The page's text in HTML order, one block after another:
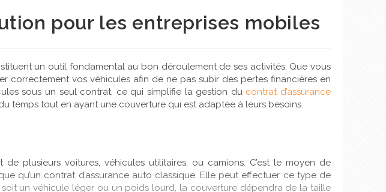
pour les entreprises mobiles
un outil fondamental au bon déroulement de ses activités. Que vous
correctement vos véhicules afin de ne pas subir des pertes financières en
sous un seul contrat, ce qui simplifie la gestion du contrat d’assurance
temps tout en ayant une couverture qui est adaptée à leurs besoins.
plusieurs voitures, véhicules utilitaires, ou camions. C’est le moyen de
qu’un contrat d’assurance auto classique. Elle peut effectuer ce type de
un véhicule léger ou un poids lourd, la couverture dépendra de la taille